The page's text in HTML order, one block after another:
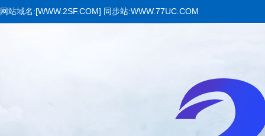
网站域名:[WWW.2SF.COM] 同步站:WWW.77UC.COM